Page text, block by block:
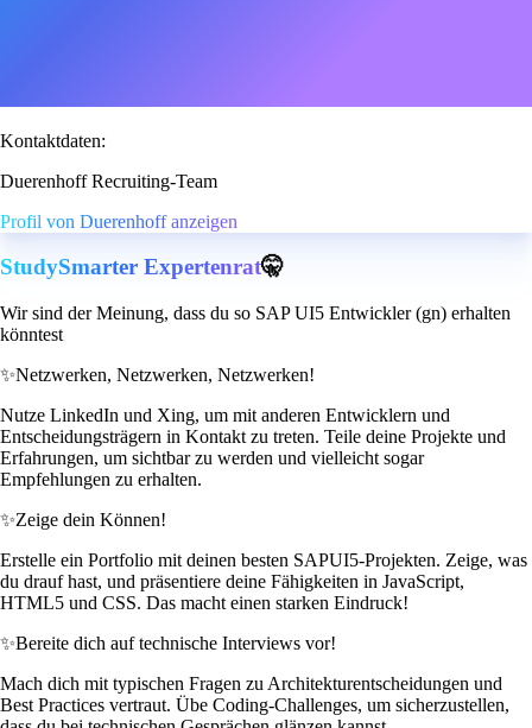
Kontaktdaten:
Duerenhoff Recruiting-Team
Profil von Duerenhoff anzeigen
StudySmarter Expertenrat🤫
Wir sind der Meinung, dass du so SAP UI5 Entwickler (gn) erhalten
könntest
✨Netzwerken, Netzwerken, Netzwerken!
Nutze LinkedIn und Xing, um mit anderen Entwicklern und
Entscheidungsträgern in Kontakt zu treten. Teile deine Projekte und
Erfahrungen, um sichtbar zu werden und vielleicht sogar
Empfehlungen zu erhalten.
✨Zeige dein Können!
Erstelle ein Portfolio mit deinen besten SAPUI5-Projekten. Zeige, was
du drauf hast, und präsentiere deine Fähigkeiten in JavaScript,
HTML5 und CSS. Das macht einen starken Eindruck!
✨Bereite dich auf technische Interviews vor!
Mach dich mit typischen Fragen zu Architekturentscheidungen und
Best Practices vertraut. Übe Coding-Challenges, um sicherzustellen,